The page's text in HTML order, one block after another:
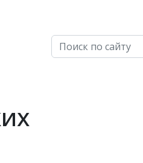
Поиск